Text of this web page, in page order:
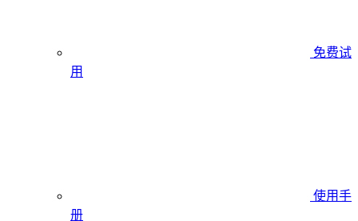
免费试
用
使用手
册